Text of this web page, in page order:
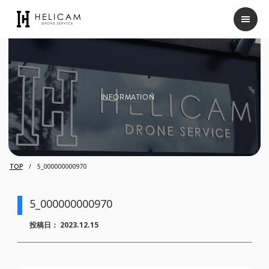
INFORMATION
TOP 5_000000000970
5_000000000970
投稿日： 2023.12.15